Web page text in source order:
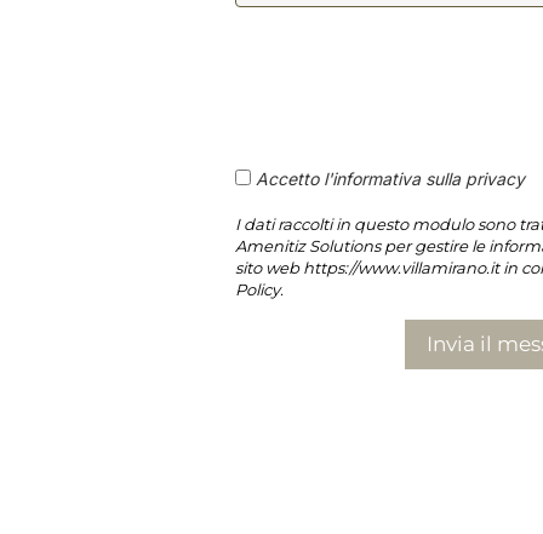
Accetto l'informativa sulla privacy
I dati raccolti in questo modulo sono
Amenitiz Solutions per gestire le
sito web https://www.villamirano.it in
Policy.